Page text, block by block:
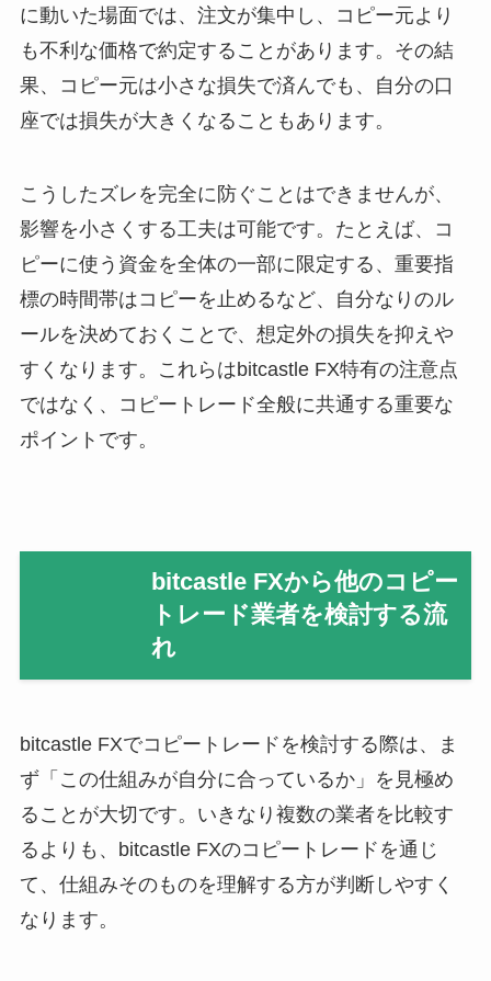
に動いた場面では、注文が集中し、コピー元より
も不利な価格で約定することがあります。その結
果、コピー元は小さな損失で済んでも、自分の口
座では損失が大きくなることもあります。
こうしたズレを完全に防ぐことはできませんが、
影響を小さくする工夫は可能です。たとえば、コ
ピーに使う資金を全体の一部に限定する、重要指
標の時間帯はコピーを止めるなど、自分なりのル
ールを決めておくことで、想定外の損失を抑えや
すくなります。これらはbitcastle FX特有の注意点
ではなく、コピートレード全般に共通する重要な
ポイントです。
bitcastle FXから他のコピー
トレード業者を検討する流
れ
bitcastle FXでコピートレードを検討する際は、ま
ず「この仕組みが自分に合っているか」を見極め
ることが大切です。いきなり複数の業者を比較す
るよりも、bitcastle FXのコピートレードを通じ
て、仕組みそのものを理解する方が判断しやすく
なります。